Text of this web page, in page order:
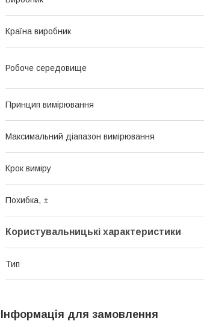
Країна виробник
Робоче середовище
Принцип вимірювання
Максимальний діапазон вимірювання
Крок виміру
Похибка, ±
Користувальницькі характеристики
Тип
Інформація для замовлення